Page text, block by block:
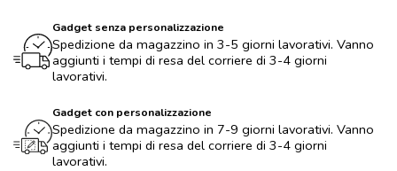
Gadget senza personalizzazione
Spedizione da magazzino in 3-5 giorni lavorativi. Vanno
aggiunti i tempi di resa del corriere di 3-4 giorni
lavorativi.
Gadget con personalizzazione
Spedizione da magazzino in 7-9 giorni lavorativi. Vanno
aggiunti i tempi di resa del corriere di 3-4 giorni
lavorativi.